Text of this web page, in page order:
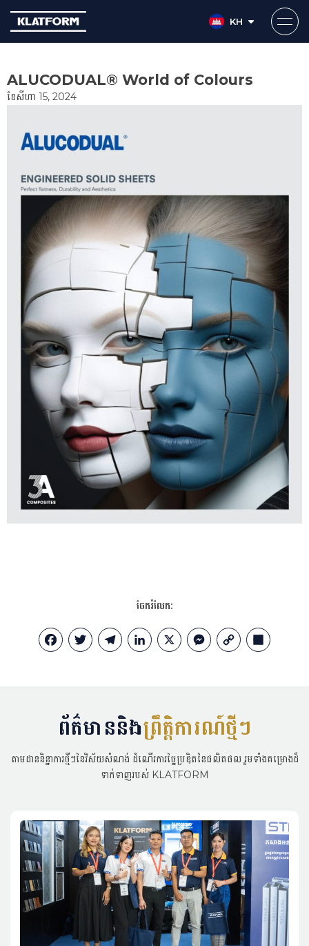
content
KH
ALUCODUAL® World of Colours
ខែ​សីហា 15, 2024
ចែករំលែក:
Facebook
TwitterTelegramLinkedIn
X Messenger
Copy
ព័ត៌មាននិងព្រឹត្តិការណ៍ថ្មីៗ
តាមដាននិន្នាការថ្មីៗនៃវិស័យសំណង់ ដំណើរការច្នៃប្រឌិតនៃផលិតផល រួមទាំងគម្រោងដ៏
ទាក់ទាញរបស់ KLATFORM